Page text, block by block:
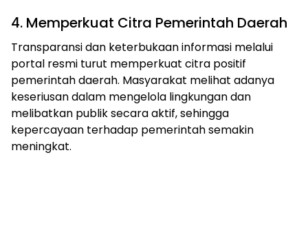
4. Memperkuat Citra Pemerintah Daerah
Transparansi dan keterbukaan informasi melalui
portal resmi turut memperkuat citra positif
pemerintah daerah. Masyarakat melihat adanya
keseriusan dalam mengelola lingkungan dan
melibatkan publik secara aktif, sehingga
kepercayaan terhadap pemerintah semakin
meningkat.